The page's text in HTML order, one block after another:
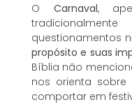
O Carnaval,
questionamentos
propósito e suas
Bíblia não
nos orienta
comportar em